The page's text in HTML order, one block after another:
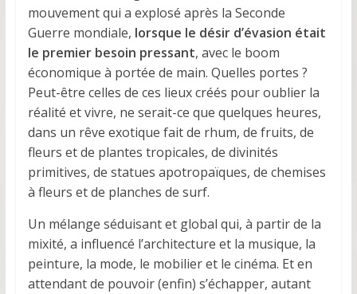
mouvement qui a explosé après la Seconde
Guerre mondiale, lorsque le désir d’évasion était
le premier besoin pressant, avec le boom
économique à portée de main. Quelles portes ?
Peut-être celles de ces lieux créés pour oublier la
réalité et vivre, ne serait-ce que quelques heures,
dans un rêve exotique fait de rhum, de fruits, de
fleurs et de plantes tropicales, de divinités
primitives, de statues apotropaïques, de chemises
à fleurs et de planches de surf.
Un mélange séduisant et global qui, à partir de la
mixité, a influencé l’architecture et la musique, la
peinture, la mode, le mobilier et le cinéma. Et en
attendant de pouvoir (enfin) s’échapper, autant